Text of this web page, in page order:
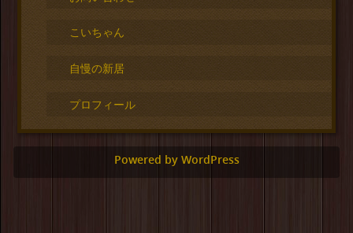
こいちゃん
自慢の新居
プロフィール
Powered by WordPress